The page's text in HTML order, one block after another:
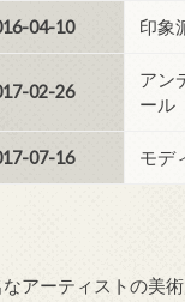
04-10 印象
02-26
アン
ール
07-16 モデ
アーティストの美